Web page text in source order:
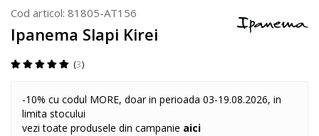
Cod articol: 81805-AT156
Ipanema Slapi Kirei
3
-10% cu codul MORE, doar in perioada 03-19.08.2026, in
limita stocului
vezi toate produsele din campanie aici